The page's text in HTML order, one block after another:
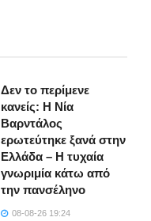
Δεν το περίμενε
κανείς: Η Νία
Βαρντάλος
ερωτεύτηκε ξανά στην
Ελλάδα – Η τυχαία
γνωριμία κάτω από
την πανσέληνο
08-08-26 19:24